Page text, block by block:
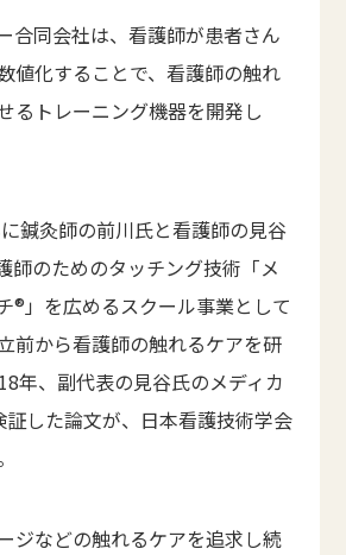
合同会社は、看護師が患者さん
値化することで、看護師の触れ
るトレーニング機器を開発し
鍼灸師の前川氏と看護師の見谷
師のためのタッチング技術「メ
®」を広めるスクール事業として
前から看護師の触れるケアを研
年、副代表の見谷氏のメディカ
した論文が、日本看護技術学会
ジなどの触れるケアを追求し続